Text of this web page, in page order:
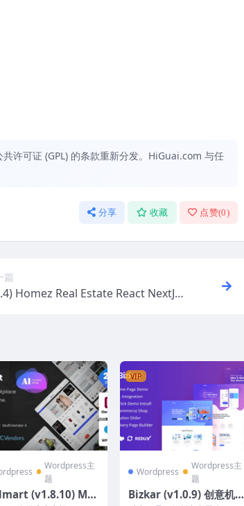
许可证 (GPL) 的条款重新分发。HiGuai.com 与任
分享 收藏 点赞(0)
篇
Homez Real Estate React NextJS
Wordpress主
题
(v1.8.10) Mul
VIP
Wordpress
Wordpress主
题
Bizkar (v1.0.9) 创意机构